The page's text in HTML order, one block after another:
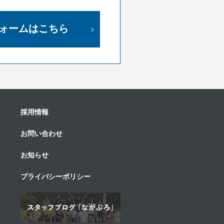
ームはこちら
採用情報
お問い合わせ
お知らせ
プライバシーポリシー